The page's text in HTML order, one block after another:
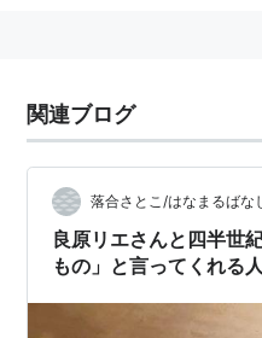
関連ブログ
落合さとこ/はなまるばな
良原リエさんと四半世
もの」と言ってくれる人